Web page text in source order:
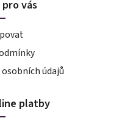
vás
údajů
platby